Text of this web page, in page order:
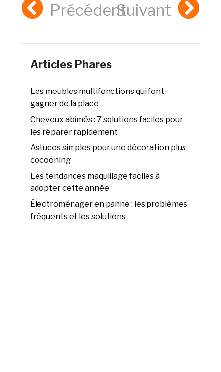
PrécédentSuivant
Articles Phares
Les meubles multifonctions qui font
gagner de la place
Cheveux abîmés : 7 solutions faciles pour
les réparer rapidement
Astuces simples pour une décoration plus
cocooning
Les tendances maquillage faciles à
adopter cette année
Électroménager en panne : les problèmes
fréquents et les solutions